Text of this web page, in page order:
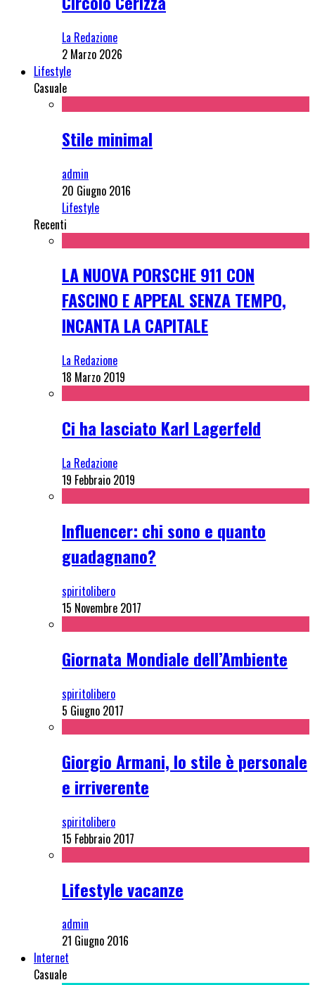
La Redazione
2 Marzo 2026
Lifestyle
Casuale
Stile minimal
admin
20 Giugno 2016
Lifestyle
Recenti
LA NUOVA PORSCHE 911 CON
FASCINO E APPEAL SENZA TEMPO,
INCANTA LA CAPITALE
La Redazione
18 Marzo 2019
Ci ha lasciato Karl Lagerfeld
La Redazione
19 Febbraio 2019
Influencer: chi sono e quanto
guadagnano?
spiritolibero
15 Novembre 2017
Giornata Mondiale dell’Ambiente
spiritolibero
5 Giugno 2017
Giorgio Armani, lo stile è personale
e irriverente
spiritolibero
15 Febbraio 2017
Lifestyle vacanze
admin
21 Giugno 2016
Internet
Casuale